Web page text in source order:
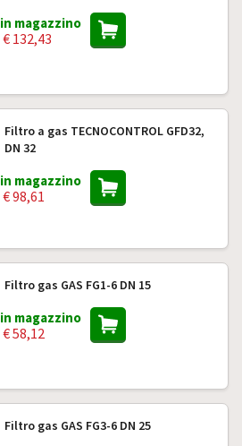
in magazzino
€ 132,43
Filtro a gas TECNOCONTROL GFD32,
DN 32
in magazzino
€ 98,61
Filtro gas GAS FG1-6 DN 15
in magazzino
€ 58,12
Filtro gas GAS FG3-6 DN 25